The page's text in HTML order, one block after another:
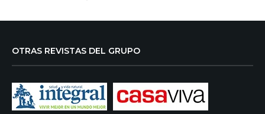
OTRAS REVISTAS DEL GRUPO